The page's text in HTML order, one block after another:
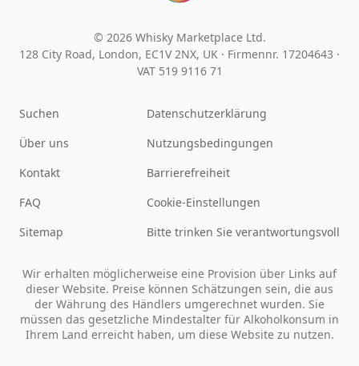
© 2026 Whisky Marketplace Ltd.
128 City Road, London, EC1V 2NX, UK · Firmennr. 17204643 ·
VAT 519 9116 71
Suchen
Über uns
Kontakt
FAQ
Sitemap
Datenschutzerklärung
Nutzungsbedingungen
Barrierefreiheit
Cookie-Einstellungen
Bitte trinken Sie verantwortungsvoll
Wir erhalten möglicherweise eine Provision über Links auf
dieser Website. Preise können Schätzungen sein, die aus
der Währung des Händlers umgerechnet wurden. Sie
müssen das gesetzliche Mindestalter für Alkoholkonsum in
Ihrem Land erreicht haben, um diese Website zu nutzen.